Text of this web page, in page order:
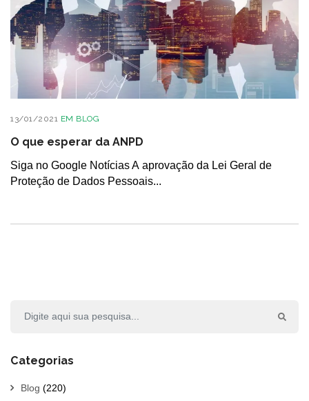
13/01/2021 EM BLOG
O que esperar da ANPD
Siga no Google Notícias A aprovação da Lei Geral de
Proteção de Dados Pessoais...
Categorias
Blog (220)